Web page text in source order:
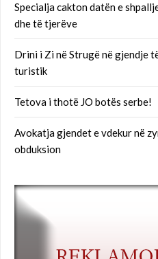
Specialja cakton datën e
dhe të tjerëve
Drini i Zi në Strugë në gjendje
turistik
Tetova i thotë JO botës serbe!
Avokatja gjendet e vdekur në
obduksion